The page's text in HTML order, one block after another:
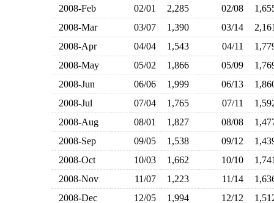
2008-Feb
02/01 2,285 02/08
2008-Mar
03/07 1,390 03/14
2008-Apr
04/04 1,543 04/11
2008-May
05/02 1,866 05/09
2008-Jun
06/06 1,999 06/13
2008-Jul
07/04 1,765 07/11
2008-Aug
08/01 1,827 08/08
2008-Sep
09/05 1,538 09/12
2008-Oct
10/03 1,662 10/10
2008-Nov
11/07 1,223 11/14
2008-Dec
12/05 1,994 12/12